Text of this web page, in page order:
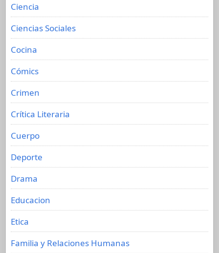
Ciencia
Ciencias Sociales
Cocina
Cómics
Crimen
Crítica Literaria
Cuerpo
Deporte
Drama
Educacion
Etica
Familia y Relaciones Humanas